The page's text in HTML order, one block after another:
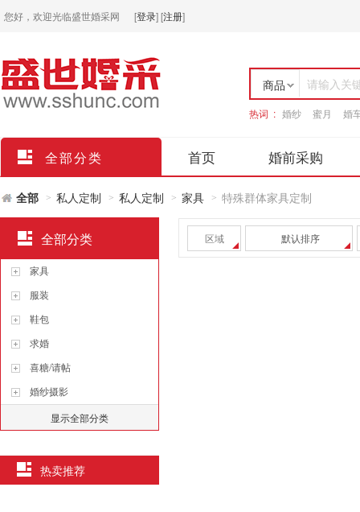
您好，欢迎光临盛世婚采网 [登录][注册]
商品
店铺
请输入关
热词 : 婚纱 蜜月 婚
全部分类 首页 婚前采购
全部 > 私人定制 > 私人定制 > 家具 > 特殊群体家具定制
区域 默认排序
全部分类
家具
服装
鞋包
求婚
喜糖/请帖
婚纱摄影
显示全部分类
热卖推荐